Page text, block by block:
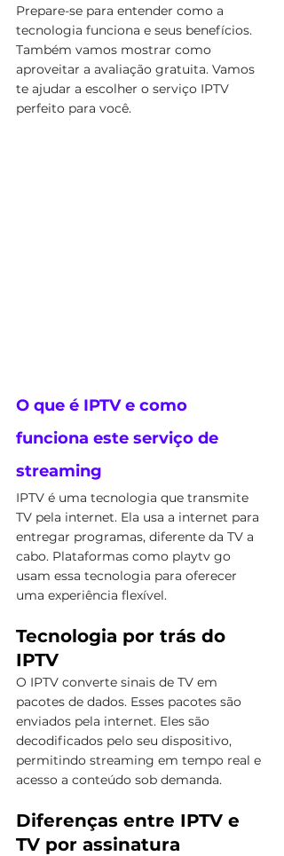
Prepare-se para entender como a
tecnologia funciona e seus benefícios.
Também vamos mostrar como
aproveitar a avaliação gratuita. Vamos
te ajudar a escolher o serviço IPTV
perfeito para você.
O que é IPTV e como
funciona este serviço de
streaming
IPTV é uma tecnologia que transmite
TV pela internet. Ela usa a internet para
entregar programas, diferente da TV a
cabo. Plataformas como playtv go
usam essa tecnologia para oferecer
uma experiência flexível.
Tecnologia por trás do
IPTV
O IPTV converte sinais de TV em
pacotes de dados. Esses pacotes são
enviados pela internet. Eles são
decodificados pelo seu dispositivo,
permitindo streaming em tempo real e
acesso a conteúdo sob demanda.
Diferenças entre IPTV e
TV por assinatura